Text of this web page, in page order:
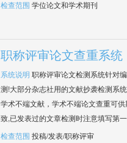
检查范围 学位论文和学术期刊
职称评审论文查重系统
系统说明 职称评审论文检测系统针对
测!大部分杂志社用的文献抄袭检测系
学术不端文献，学术不端论文查重可
致,已发表过的文章检测时注意填写第
检查范围 投稿/发表/职称评审